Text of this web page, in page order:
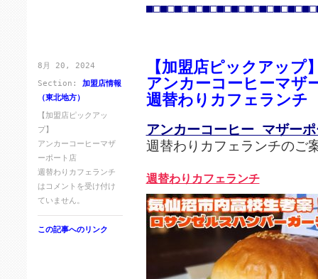
8月 20, 2024
Section: 加盟店情報
（東北地方）
【加盟店ピックアッ
プ】
アンカーコーヒーマザ
ーポート店
週替わりカフェランチ
はコメントを受け付け
ていません。
この記事へのリンク
【加盟店ピックアップ
アンカーコーヒーマザ
週替わりカフェランチ
アンカーコーヒー マザー
週替わりカフェランチのご
週替わりカフェランチ